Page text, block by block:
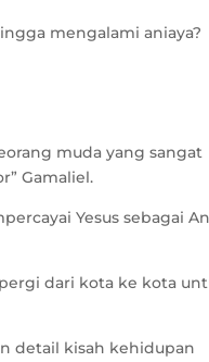
mengalami aniaya?
muda yang sangat
Gamaliel.
Yesus sebagai
dari kota ke kota
detail kisah kehidupan